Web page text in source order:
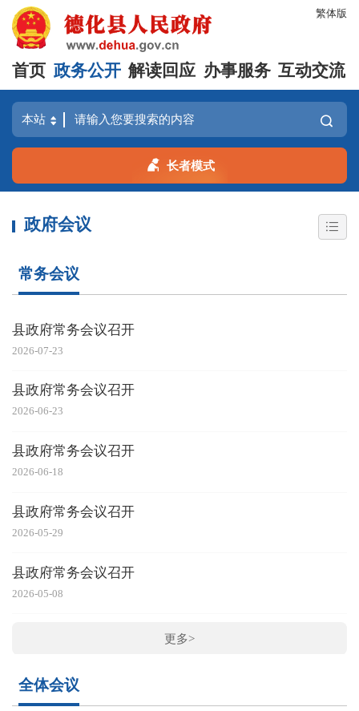
繁体版
首页 政务公开 解读回应 办事服务 互动交流
长者模式
政府会议
常务会议
县政府常务会议召开
2026-07-23
县政府常务会议召开
2026-06-23
县政府常务会议召开
2026-06-18
县政府常务会议召开
2026-05-29
县政府常务会议召开
2026-05-08
更多>
全体会议